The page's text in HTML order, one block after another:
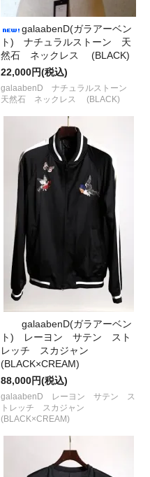
galaabenD(ガラアーベン
ト) ナチュラルストーン 天
然石 ネックレス (BLACK)
22,000円(税込)
galaabenD ナチュラルストーン
天然石 ネックレス (BLACK)
galaabenD(ガラアーベン
ト) レーヨン サテン スト
レッチ スカジャン
(BLACK×CREAM)
88,000円(税込)
galaabenD レーヨン サテン ス
トレッチ スカジャン
(BLACK×CREAM)